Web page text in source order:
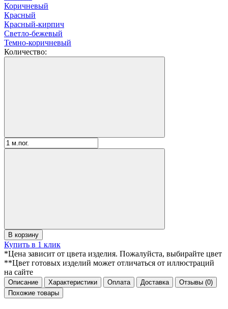
Коричневый
Красный
Красный-кирпич
Светло-бежевый
Темно-коричневый
Количество:
В корзину
Купить в 1 клик
*Цена зависит от цвета изделия. Пожалуйста, выбирайте цвет
**Цвет готовых изделий может отличаться от иллюстраций
на сайте
Описание Характеристики Оплата Доставка Отзывы (0)
Похожие товары